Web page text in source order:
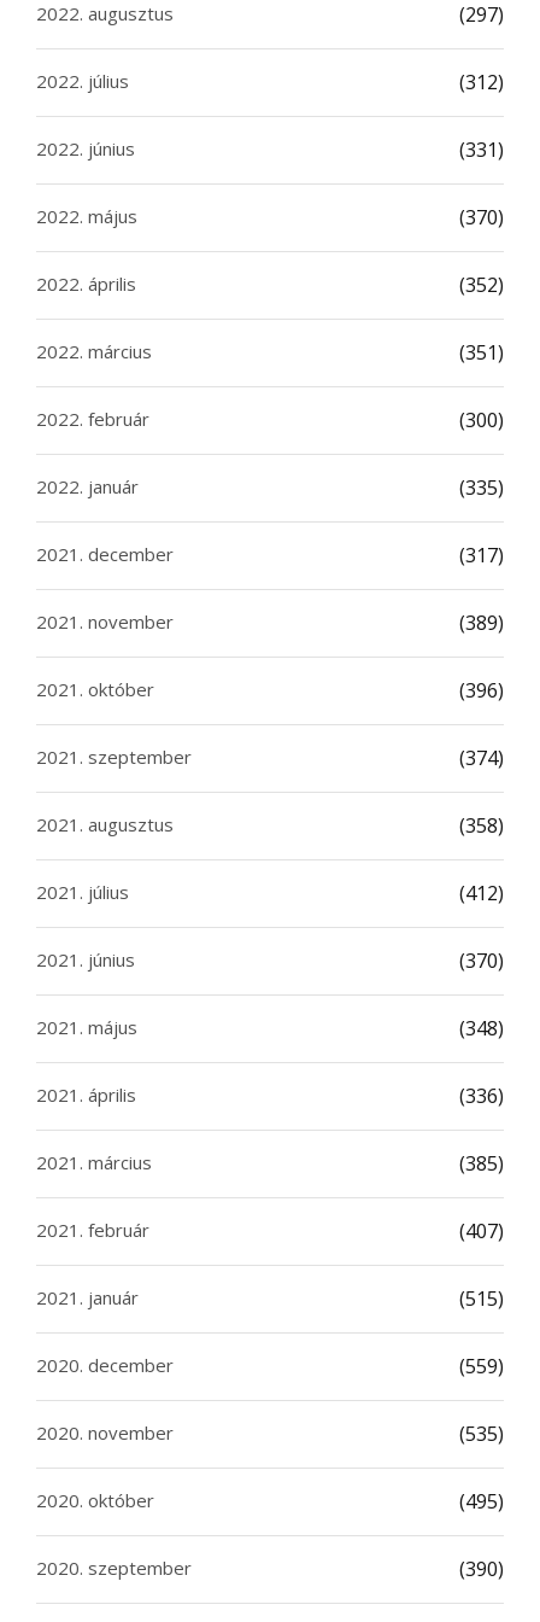
2022. augusztus (297)
2022. július (312)
2022. június (331)
2022. május (370)
2022. április (352)
2022. március (351)
2022. február (300)
2022. január (335)
2021. december (317)
2021. november (389)
2021. október (396)
2021. szeptember (374)
2021. augusztus (358)
2021. július (412)
2021. június (370)
2021. május (348)
2021. április (336)
2021. március (385)
2021. február (407)
2021. január (515)
2020. december (559)
2020. november (535)
2020. október (495)
2020. szeptember (390)